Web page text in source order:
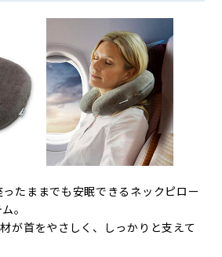
たままでも安眠できるネックピロー
。
が首をやさしく、しっかりと支えて